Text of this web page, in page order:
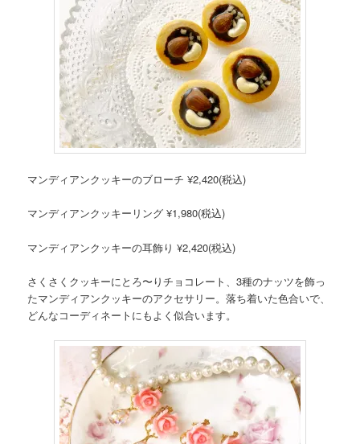
マンディアンクッキーのブローチ ¥2,420(税込)
マンディアンクッキーリング ¥1,980(税込)
マンディアンクッキーの耳飾り ¥2,420(税込)
さくさくクッキーにとろ〜りチョコレート、3種のナッツを飾っ
たマンディアンクッキーのアクセサリー。落ち着いた色合いで、
どんなコーディネートにもよく似合います。